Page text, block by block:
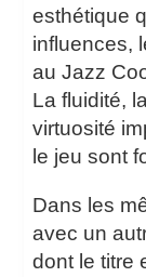
esthétique
influences,
au Jazz
La fluidité,
virtuosité
le jeu sont
Dans les
avec un
dont le titre